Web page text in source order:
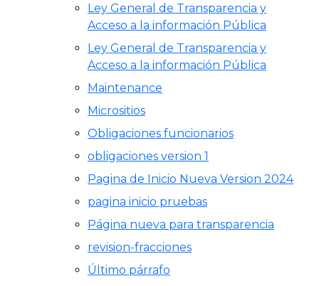
Ley General de Transparencia y
Acceso a la información Pública
Ley General de Transparencia y
Acceso a la información Pública
Maintenance
Micrositios
Obligaciones funcionarios
obligaciones version 1
Pagina de Inicio Nueva Version 2024
pagina inicio pruebas
Página nueva para transparencia
revision-fracciones
Último párrafo